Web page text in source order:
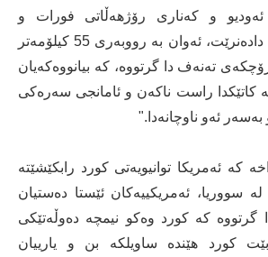
ئەودیو و کەناری رۆژهەڵاتی فورات و
باشووری رۆژهەڵات دادەنرێت، ئەوان بە رووبەری 55 کیلۆمەتر
تەنەف دا گرتووە، کە بیانووەکەیان
کاتێکدا راست ناکەن و ئامانجی سەرەکی
ئەو ناوچانەدا."
کە ئەمریکا توانیویەتی کورد رابکێشێتە
سووریا، ئەمریکییەکان ئێستا دەستیان
گرتووە کە کورد وەکو نیمچە دەوڵەتێکی
کورد هێندە ساویلکە بن و یارییان